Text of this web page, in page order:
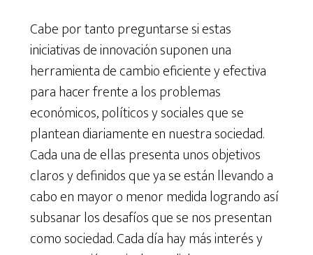
Cabe por tanto preguntarse si estas
iniciativas de innovación suponen una
herramienta de cambio eficiente y efectiva
para hacer frente a los problemas
económicos, políticos y sociales que se
plantean diariamente en nuestra sociedad.
Cada una de ellas presenta unos objetivos
claros y definidos que ya se están llevando a
cabo en mayor o menor medida logrando así
subsanar los desafíos que se nos presentan
como sociedad. Cada día hay más interés y